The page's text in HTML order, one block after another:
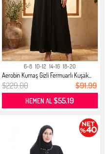
6-8 10-12 14-16 18-20
Aerobin Kumaş Gizli Fermuarlı Kuşak...
$229.00 $91.99
HEMEN AL$55.19